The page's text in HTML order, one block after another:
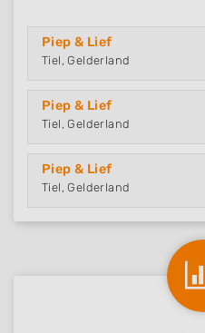
Piep & Lief
Tiel, Gelderland
Piep & Lief
Tiel, Gelderland
Piep & Lief
Tiel, Gelderland